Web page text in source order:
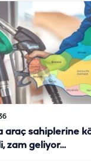
araç sahiplerine
zam geliyor…